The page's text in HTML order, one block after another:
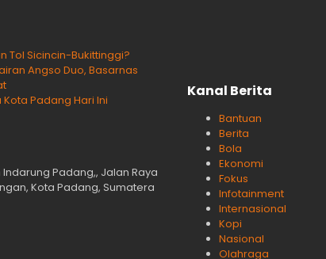
Tol Sicincin-Bukittinggi?
Angso Duo, Basarnas
Padang Hari Ini
Indarung Padang,, Jalan Raya
Kota Padang, Sumatera
Kanal Berita
Bantuan
Berita
Bola
Ekonomi
Fokus
Infotainment
Internasional
Kopi
Nasional
Olahraga